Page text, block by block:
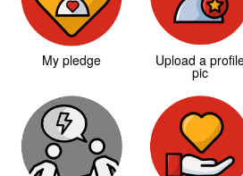
My pledge Upload a
pic